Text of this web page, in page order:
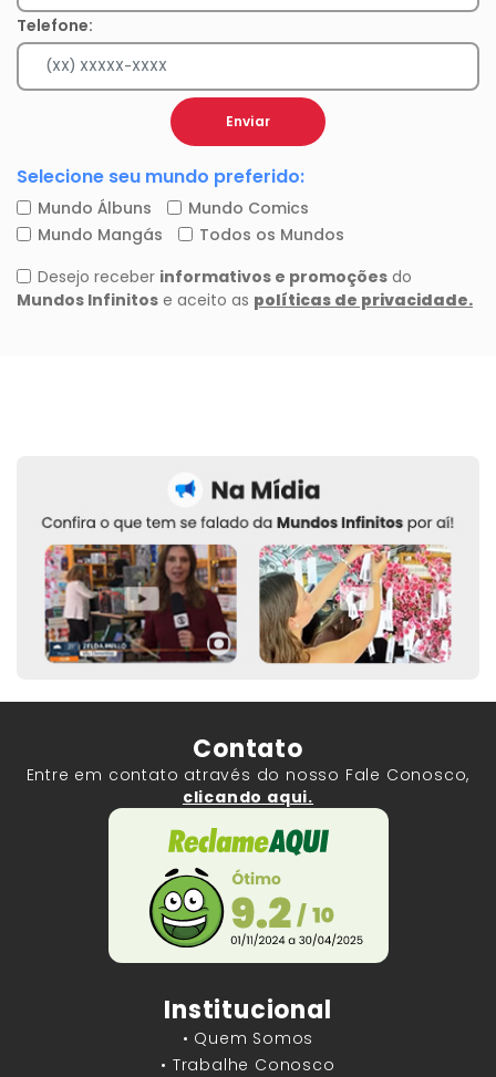
Contato
Entre em contato através do nosso Fale Conosco,
clicando aqui.
Institucional
• Quem Somos
• Trabalhe Conosco